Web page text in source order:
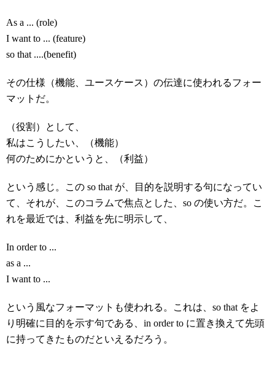
As a ... (role)
I want to ... (feature)
so that ....(benefit)
その仕様（機能、ユースケース）の伝達に使われるフォー
マットだ。
（役割）として、
私はこうしたい、（機能）
何のためにかというと、（利益）
という感じ。この so that が、目的を説明する句になってい
て、それが、このコラムで焦点とした、so の使い方だ。こ
れを最近では、利益を先に明示して、
In order to ...
as a ...
I want to ...
という風なフォーマットも使われる。これは、so that をよ
り明確に目的を示す句である、in order to に置き換えて先頭
に持ってきたものだといえるだろう。